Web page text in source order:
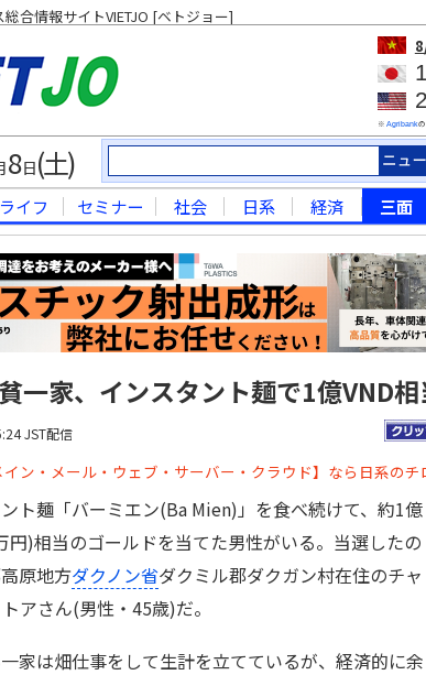
合情報サイトVIETJO [ベトジョー]
※ Agribank
8日(土)
ライフ セミナー 社会 日系 経済 三面
一家、インスタント麺で1億VND
JST配信
イン・メール・ウェブ・サーバー・クラウド】なら日系の
ト麺「バーミエン(Ba Mien)」を食べ続けて、約1億
円)相当のゴールドを当てた男性がいる。当選したの
原地方ダクノン省ダクミル郡ダクガン村在住のチャ
アさん(男性・45歳)だ。
家は畑仕事をして生計を立てているが、経済的に余